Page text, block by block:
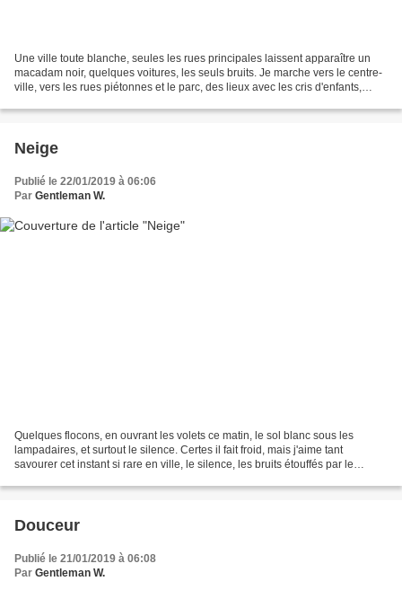
Une ville toute blanche, seules les rues principales laissent apparaître un
macadam noir, quelques voitures, les seuls bruits. Je marche vers le centre-
ville, vers les rues piétonnes et le parc, des lieux avec les cris d'enfants,
Neige
Publié le 22/01/2019 à 06:06
Par Gentleman W.
Quelques flocons, en ouvrant les volets ce matin, le sol blanc sous les
lampadaires, et surtout le silence. Certes il fait froid, mais j'aime tant
savourer cet instant si rare en ville, le silence, les bruits étouffés par le
Douceur
Publié le 21/01/2019 à 06:08
Par Gentleman W.